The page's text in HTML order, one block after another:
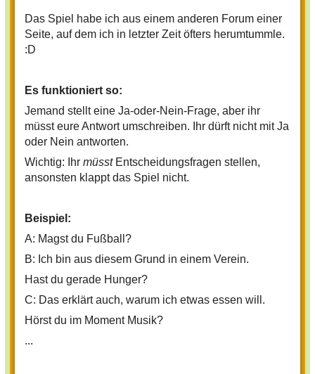
Das Spiel habe ich aus einem anderen Forum einer
Seite, auf dem ich in letzter Zeit öfters herumtummle.
:D
Es funktioniert so:
Jemand stellt eine Ja-oder-Nein-Frage, aber ihr
müsst eure Antwort umschreiben. Ihr dürft nicht mit Ja
oder Nein antworten.
Wichtig: Ihr müsst Entscheidungsfragen stellen,
ansonsten klappt das Spiel nicht.
Beispiel:
A: Magst du Fußball?
B: Ich bin aus diesem Grund in einem Verein.
Hast du gerade Hunger?
C: Das erklärt auch, warum ich etwas essen will.
Hörst du im Moment Musik?
...